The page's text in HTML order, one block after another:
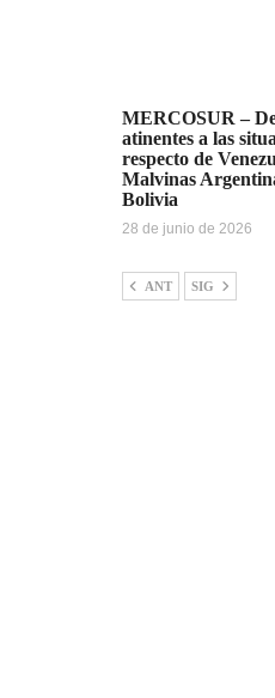
MERCOSUR –
atinentes a las
respecto de
Malvinas
Bolivia
28 de junio de 2026
ANT SIG